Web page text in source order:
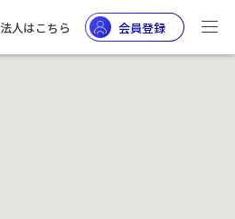
法人はこちら 会員登録